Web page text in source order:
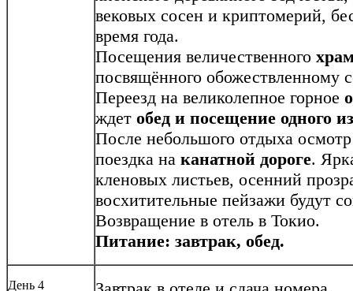
вековых сосен и криптомерий,
время года.
Посещения величественного
посвящённого обожествленному
Переезд на великолепное горное
ждет обед и посещение одного
После небольшого отдыха
поездка на канатной дороге.
кленовых листьев, осенний
восхитительные пейзажи будут
Возвращение в отель в Токио.
Питание: завтрак, обед.
День 4